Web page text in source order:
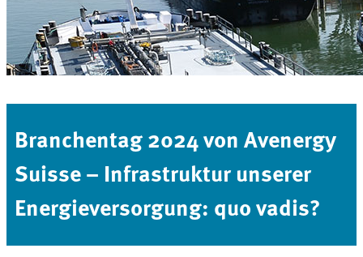
Branchentag 2024 von Avenergy
Suisse – Infrastruktur unserer
Energieversorgung: quo vadis?